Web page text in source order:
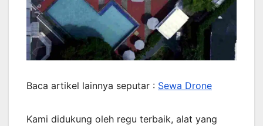
Baca artikel lainnya seputar : Sewa Drone
Kami didukung oleh regu terbaik, alat yang